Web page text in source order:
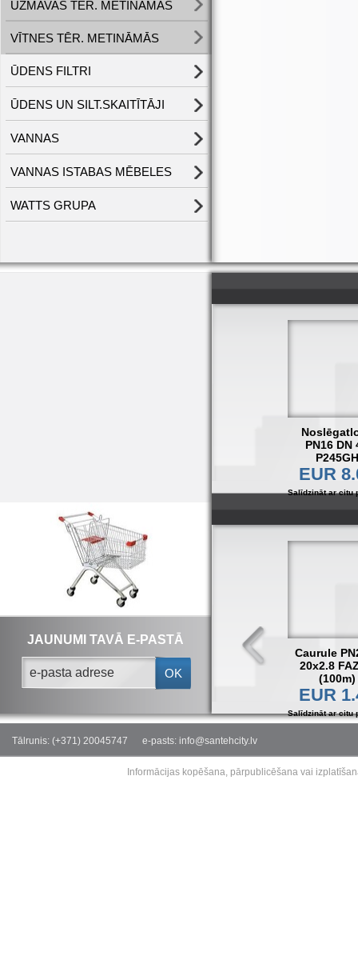
UZMAVAS TĒR. METINĀMĀS
VĪTNES TĒR. METINĀMĀS
ŪDENS FILTRI
ŪDENS UN SILT.SKAITĪTĀJI
VANNAS
VANNAS ISTABAS MĒBELES
WATTS GRUPA
JAUNUMI TAVĀ E-PASTĀ
OK
PN16 DN
P245GH
EUR
Salīdzināt ar citu
Caurule
20x2.8
(100m)
EUR
Salīdzināt ar citu
Tālrunis: (+371) 20045747 e-pasts: info@santehcity.lv
Informācijas kopēšana, pārpublicēšana vai